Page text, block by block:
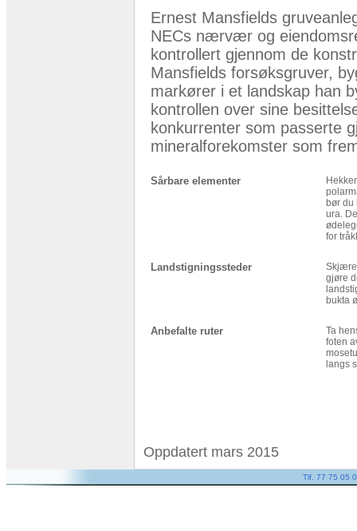
Ernest Mansfields
NECs nærvær og
kontrollert gjennom de
Mansfields forsøksgruver,
markører i et landskap han
kontrollen over sine
konkurrenter som passerte
mineralforekomster som
Sårbare elementer
bør du
ura.
for
Landstigningssteder
gjøre
bukta
Anbefalte ruter
Ta
foten
langs
Oppdatert mars 2015
Tlf. 77 75 05